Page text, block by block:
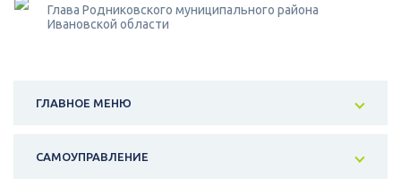
Глава Родниковского муниципального района
Ивановской области
ГЛАВНОЕ МЕНЮ
САМОУПРАВЛЕНИЕ